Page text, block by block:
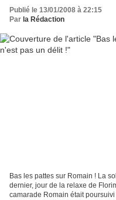
Publié le 13/01/2008 à 22:15
Par la Rédaction
Bas les pattes sur Romain ! La
dernier, jour de la relaxe de
camarade Romain était